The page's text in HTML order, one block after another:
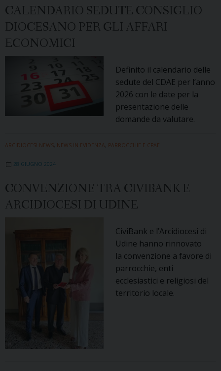
CALENDARIO SEDUTE CONSIGLIO
DIOCESANO PER GLI AFFARI
ECONOMICI
Definito il calendario delle
sedute del CDAE per l’anno
2026 con le date per la
presentazione delle
domande da valutare.
ARCIDIOCESI NEWS NEWS IN EVIDENZA PARROCCHIE E CPAE
28 GIUGNO 2024
CONVENZIONE TRA CIVIBANK E
ARCIDIOCESI DI UDINE
CiviBank e l’Arcidiocesi di
Udine hanno rinnovato
la convenzione a favore di
parrocchie, enti
ecclesiastici e religiosi del
territorio locale.